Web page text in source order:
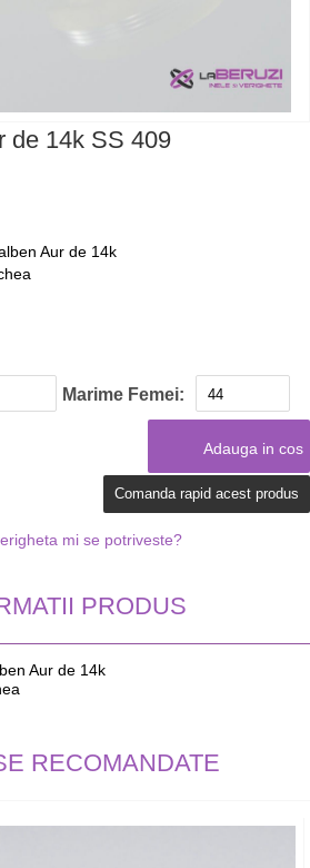
de 14k SS 409
Aur de 14k
Marime Femei:
Comanda rapid acest produs
mi se potriveste?
PRODUS
Aur de 14k
RECOMANDATE